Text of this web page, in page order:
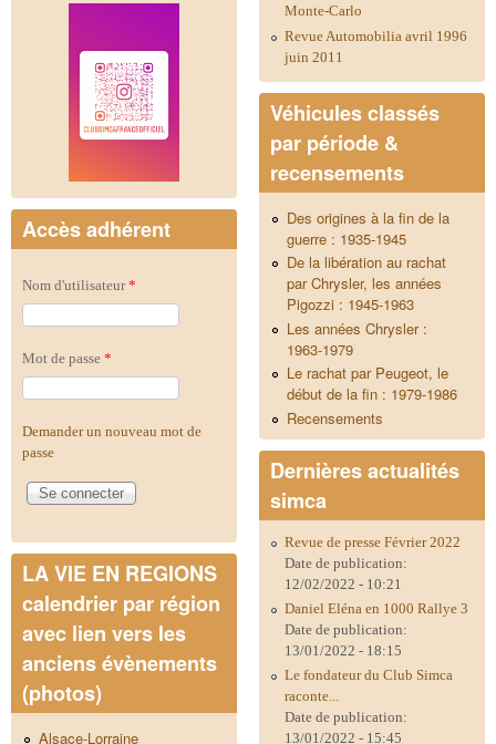
Accès adhérent
Nom d'utilisateur*
Mot de passe *
Demander un nouveau mot de
passe
LA VIE EN REGIONS
calendrier par région
avec lien vers les
anciens évènements
(photos)
Alsace-Lorraine
Monte-Carlo
Revue Automobilia avril 1996
juin 2011
Véhicules classés
par période &
recensements
Des origines à la fin de la
guerre : 1935-1945
De la libération au rachat
par Chrysler, les années
Pigozzi : 1945-1963
Les années Chrysler :
1963-1979
Le rachat par Peugeot, le
début de la fin : 1979-1986
Recensements
Dernières actualités
simca
Revue de presse Février 2022
Date de publication:
12/02/2022 - 10:21
Daniel Eléna en 1000 Rallye 3
Date de publication:
13/01/2022 - 18:15
Le fondateur du Club Simca
raconte...
Date de publication:
13/01/2022 - 15:45